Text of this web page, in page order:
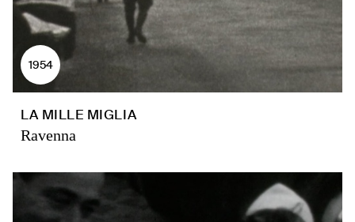
1954
LA MILLE MIGLIA
Ravenna